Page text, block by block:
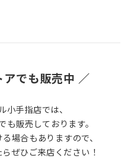
でも販売中 ／
小手指店では、
販売しております。
場合もありますので、
ぜひご来店ください！